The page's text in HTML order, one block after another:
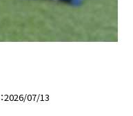
2026/07/13